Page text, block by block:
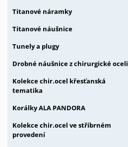
Titanové náramky
Titanové náušnice
Tunely a plugy
Drobné náušnice z chirurgické oceli
Kolekce chir.ocel křesťanská
tematika
Korálky ALA PANDORA
Kolekce chir.ocel ve stříbrném
provedení